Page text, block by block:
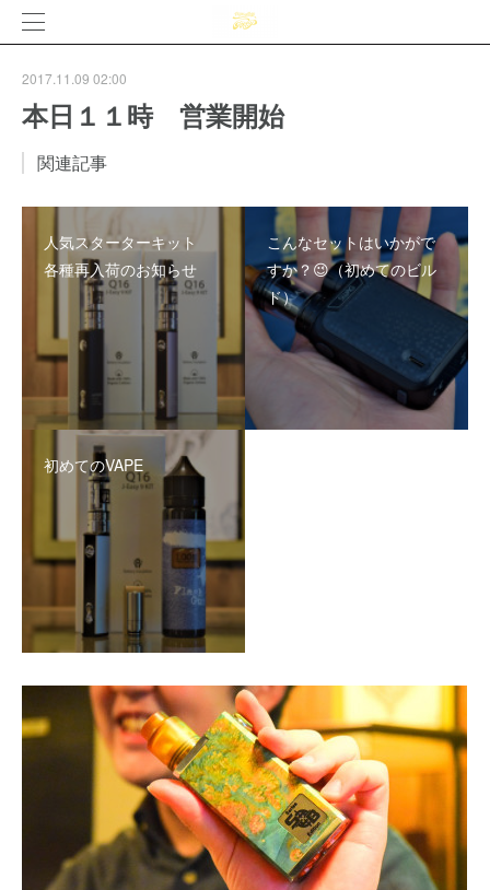
2017.11.09 02:00
本日１１時 営業開始
関連記事
人気スターターキット
各種再入荷のお知らせ
こんなセットはいかがで
すか？😉（初めてのビル
ド）
初めてのVAPE